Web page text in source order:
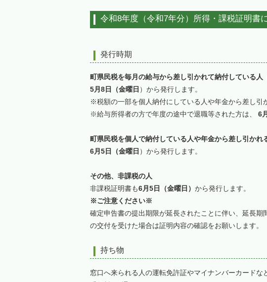
令和8年度（令和7年分）所得・課税証明書
発行時期
町県民税を毎月の給与から差し引かれて納付している人
5月8日（金曜日 ）から発行します。
※税額の一部を個人納付にしている人や年金から差し引
※給与所得者の方で年度の途中で退職等された方は、 6
町県民税を個 人で納付している人や年金から差し引かれ
6月5日（金曜日 ）から発行します。
その他、非課税の人
非課税証明書も6月5日（金曜日） から発行します。
※ご注意ください※
確定申告書の提出期限が延長されたことに伴い、延長
の交付を受けた場合は証明内容の確認をお願いします。
持ち物
窓口へ来られる人の運転免許証やマイナンバーカードな